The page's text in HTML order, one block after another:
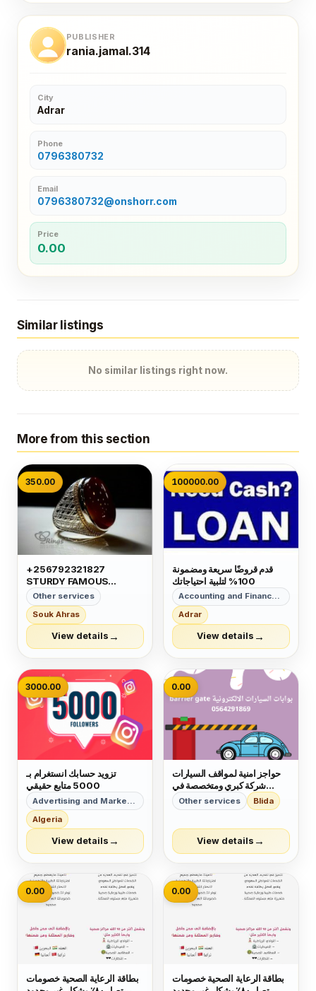
PUBLISHER
rania.jamal.314
City
Adrar
Phone
0796380732
Email
0796380732@onshorr.com
Price
0.00
Similar listings
No similar listings right now.
More from this section
350.00
+256792321827
STURDY FAMOUS
GREATEST VERY
CAPABLE MAGIC RING
FOR MONEY LUCK
POWER IN GERMANY
MEXICO OMAN JORDAN
VIETNAM MIAMI UK
Other services
Souk Ahras
View details →
100000.00
قدم قروضًا سريعة ومضمونة
100% لتلبية احتياجاتك
Accounting and Finance Services
Adrar
View details →
3000.00
تزويد حسابك انستغرام بـ
5000 متابع حقيقي
Algeria
View details →
0.00
حواجز امنية لمواقف السيارات
شركة كبري ومتخصصة في
التركيب والصيانة بالمملكة
العربية السعودية
Other services Blida
View details →
0.00
بطاقة الرعاية الصحية خصومات
0.00
بطاقة الرعاية الصحية خصومات